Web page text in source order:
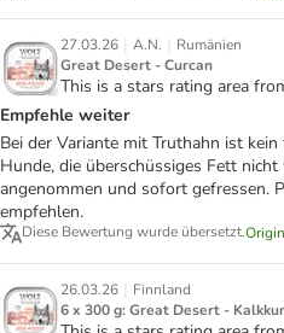
27.03.26 | A.N. | Rumänien
Great Desert - Curcan
This is a stars rating area
Empfehle weiter
Bei der Variante mit Truthahn ist
Hunde, die überschüssiges Fett
angenommen und sofort gefressen.
empfehlen.
Diese Bewertung wurde übersetzt.
26.03.26 | Finnland
6 x 300 g: Great Desert -